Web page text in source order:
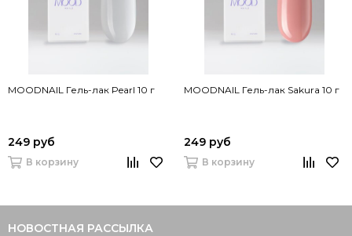
MOODNAIL Гель-лак Pearl 10 г
249 руб
В корзину
MOODNAIL Гель-лак Sakura 10 г
249 руб
В корзину
НОВОСТНАЯ РАССЫЛКА